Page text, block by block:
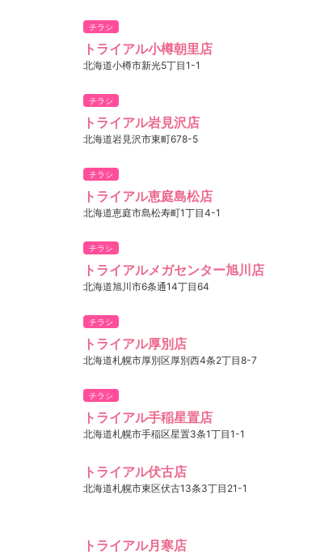
チラシ
トライアル小樽朝里店
北海道小樽市新光5丁目1-1
チラシ
トライアル岩見沢店
北海道岩見沢市東町678-5
チラシ
トライアル恵庭島松店
北海道恵庭市島松寿町1丁目4-1
チラシ
トライアルメガセンター旭川店
北海道旭川市6条通14丁目64
チラシ
トライアル厚別店
北海道札幌市厚別区厚別西4条2丁目8-7
チラシ
トライアル手稲星置店
北海道札幌市手稲区星置3条1丁目1-1
トライアル伏古店
北海道札幌市東区伏古13条3丁目21-1
トライアル月寒店